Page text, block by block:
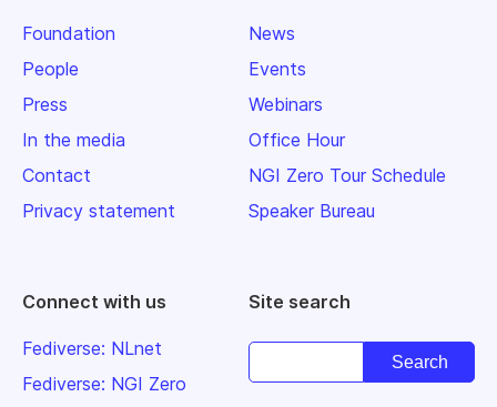
Foundation
People
Press
In the media
Contact
Privacy statement
News
Events
Webinars
Office Hour
NGI Zero Tour Schedule
Speaker Bureau
Connect with us
Fediverse: NLnet
Fediverse: NGI Zero
Site search